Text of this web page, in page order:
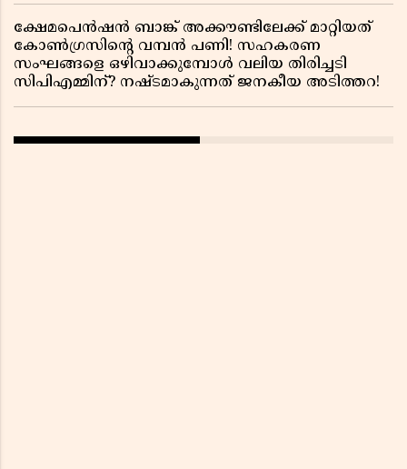
ക്ഷേമപെൻഷൻ ബാങ്ക് അക്കൗണ്ടിലേക്ക് മാറ്റിയത്
കോൺഗ്രസിന്റെ വമ്പൻ പണി! സഹകരണ
സംഘങ്ങളെ ഒഴിവാക്കുമ്പോൾ വലിയ തിരിച്ചടി
സിപിഎമ്മിന്? നഷ്ടമാകുന്നത് ജനകീയ അടിത്തറ!